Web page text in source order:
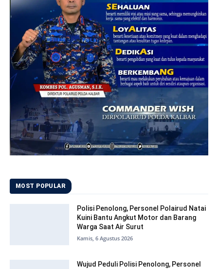
MOST POPULAR
Polisi Penolong, Personel Polairud Natai
Kuini Bantu Angkut Motor dan Barang
Warga Saat Air Surut
Kamis, 6 Agustus 2026
Wujud Peduli Polisi Penolong, Personel